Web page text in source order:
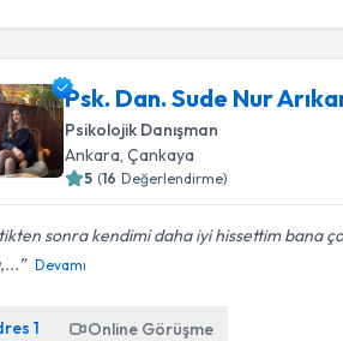
Psk. Dan. Sude Nur
Psikolojik Danışman
Ankara , Çankaya
5 (16 Değerlendirme)
sonra kendimi daha iyi hissettim bana
Devamı
1 Online Görüşme